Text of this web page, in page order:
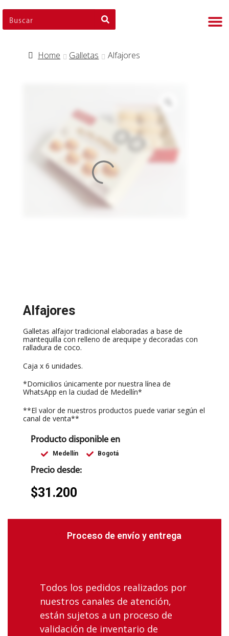
Home Galletas Alfajores
Alfajores
Galletas alfajor tradicional elaboradas a base de
mantequilla con relleno de arequipe y decoradas con
ralladura de coco.
Caja x 6 unidades.
*Domicilios únicamente por nuestra línea de
WhatsApp en la ciudad de Medellín*
**El valor de nuestros productos puede variar según el
canal de venta**
Producto disponible en
Medellín Bogotá
Precio desde:
$31.200
Proceso de envío y entrega
Todos los pedidos realizados por
nuestros canales de atención,
están sujetos a un proceso de
validación de inventario de